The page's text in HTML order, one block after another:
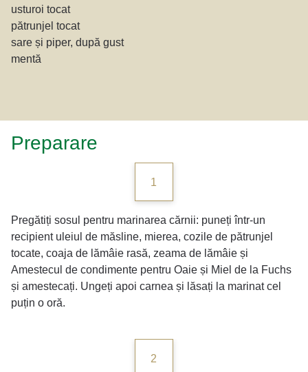
usturoi tocat
pătrunjel tocat
sare și piper, după gust
mentă
Preparare
1
Pregătiți sosul pentru marinarea cărnii: puneți într-un
recipient uleiul de măsline, mierea, cozile de pătrunjel
tocate, coaja de lămâie rasă, zeama de lămâie și
Amestecul de condimente pentru Oaie și Miel de la Fuchs
și amestecați. Ungeți apoi carnea și lăsați la marinat cel
puțin o oră.
2